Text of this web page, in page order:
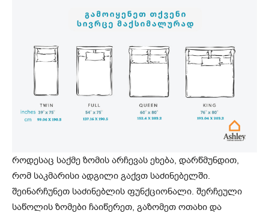
როდესაც საქმე ზომის არჩევას ეხება, დარწმუნდით,
რომ საკმარისი ადგილი გაქვთ საძინებელში.
შეინარჩუნეთ საძინებლის ფუნქციონალი. შერჩეული
საწოლის ზომები ჩაიწერეთ, გაზომეთ ოთახი და